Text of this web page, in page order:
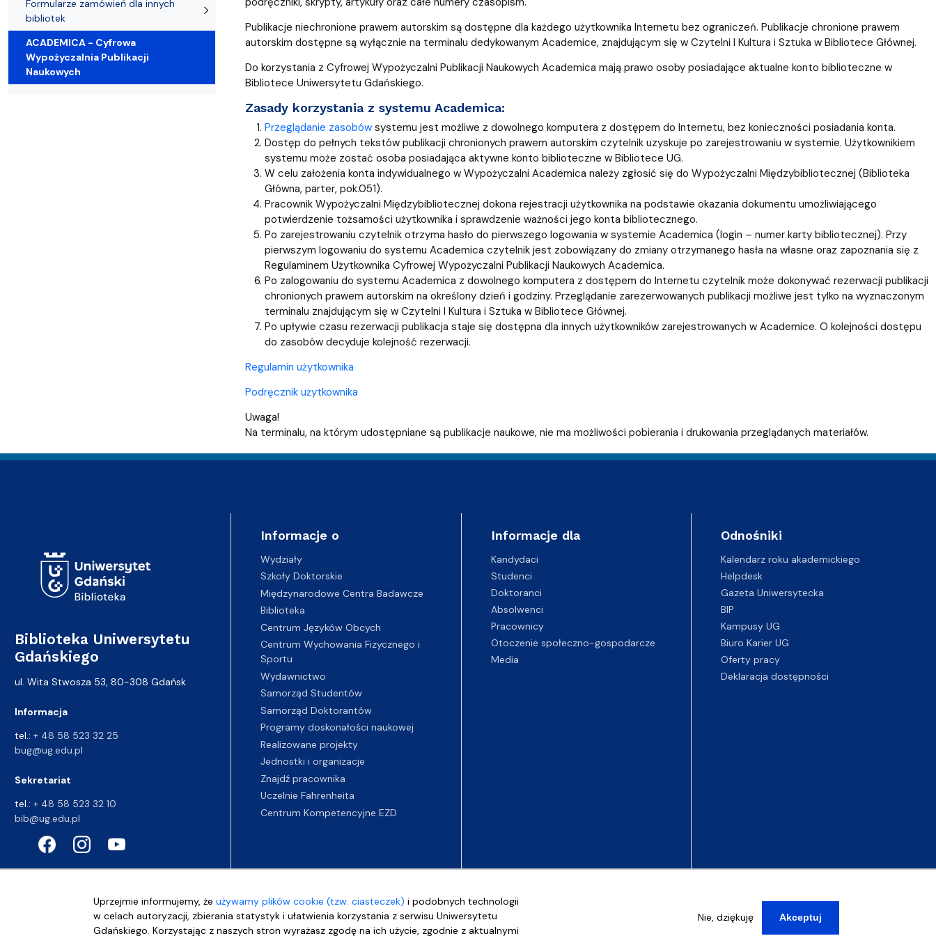
Uprzejmie informujemy, żeużywamy plików cookie (tzw. ciasteczek) i podobnych technologii
w celach autoryzacji, zbierania statystyk i ułatwienia korzystania z serwisu Uniwersytetu
Gdańskiego. Korzystając z naszych stron wyrażasz zgodę na ich użycie, zgodnie z aktualnymi
Nie, dziękuję Akceptuj
Publikacje niechronione prawem autorskim są dostępne dla każdego użytkownika Internetu bez ograniczeń. Publikacje chronione prawem
autorskim dostępne są wyłącznie na terminalu dedykowanym Academice, znajdującym się w Czytelni I Kultura i Sztuka w Bibliotece Głównej.
Do korzystania z Cyfrowej Wypożyczalni Publikacji Naukowych Academica mają prawo osoby posiadające aktualne konto biblioteczne w
Bibliotece Uniwersytetu Gdańskiego.
Zasady korzystania z systemu Academica:
Przeglądanie zasobówsystemu jest możliwe z dowolnego komputera z dostępem do Internetu, bez konieczności posiadania konta.
Dostęp do pełnych tekstów publikacji chronionych prawem autorskim czytelnik uzyskuje po zarejestrowaniu w systemie. Użytkownikiem
systemu może zostać osoba posiadająca aktywne konto biblioteczne w Bibliotece UG.
W celu założenia konta indywidualnego w Wypożyczalni Academica należy zgłosić się do Wypożyczalni Międzybibliotecznej (Biblioteka
Główna, parter, pok.051).
Pracownik Wypożyczalni Międzybibliotecznej dokona rejestracji użytkownika na podstawie okazania dokumentu umożliwiającego
potwierdzenie tożsamości użytkownika i sprawdzenie ważności jego konta bibliotecznego.
Po zarejestrowaniu czytelnik otrzyma hasło do pierwszego logowania w systemie Academica (login – numer karty bibliotecznej). Przy
pierwszym logowaniu do systemu Academica czytelnik jest zobowiązany do zmiany otrzymanego hasła na własne oraz zapoznania się z
Regulaminem Użytkownika Cyfrowej Wypożyczalni Publikacji Naukowych Academica.
Po zalogowaniu do systemu Academica z dowolnego komputera z dostępem do Internetu czytelnik może dokonywać rezerwacji publikacji
chronionych prawem autorskim na określony dzień i godziny. Przeglądanie zarezerwowanych publikacji możliwe jest tylko na wyznaczonym
terminalu znajdującym się w Czytelni I Kultura i Sztuka w Bibliotece Głównej.
Po upływie czasu rezerwacji publikacja staje się dostępna dla innych użytkowników zarejestrowanych w Academice. O kolejności dostępu
do zasobów decyduje kolejność rezerwacji.
Regulamin użytkownika
Podręcznik użytkownika
Uwaga!
Na terminalu, na którym udostępniane są publikacje naukowe, nie ma możliwości pobierania i drukowania przeglądanych materiałów.
Formularze zamówień dla innych
bibliotek
ACADEMICA - Cyfrowa
Wypożyczalnia Publikacji
Naukowych
Biblioteka Uniwersytetu
Gdańskiego
ul. Wita Stwosza 53, 80-308 Gdańsk
Informacja
tel.: + 48 58 523 32 25
bug@ug.edu.pl
Sekretariat
tel.: + 48 58 523 32 10
bib@ug.edu.pl
Informacje o
Wydziały
Szkoły Doktorskie
Międzynarodowe Centra Badawcze
Biblioteka
Centrum Języków Obcych
Centrum Wychowania Fizycznego i
Sportu
Wydawnictwo
Samorząd Studentów
Samorząd Doktorantów
Programy doskonałości naukowej
Realizowane projekty
Jednostki i organizacje
Znajdź pracownika
Uczelnie Fahrenheita
Centrum Kompetencyjne EZD
Informacje dla
Kandydaci
Studenci
Doktoranci
Absolwenci
Pracownicy
Otoczenie społeczno-gospodarcze
Media
Odnośniki
Kalendarz roku akademickiego
Helpdesk
Gazeta Uniwersytecka
BIP
Kampusy UG
Biuro Karier UG
Oferty pracy
Deklaracja dostępności